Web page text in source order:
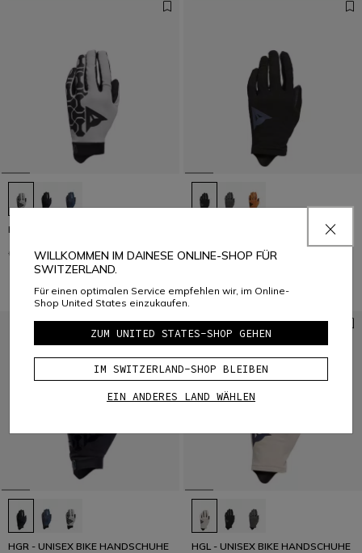
HGR - UNISEX BIKE HANDSCHUHE
CHF 39CHF 19,50 -50%
HGL - UNISEX BIKE HANDSCHUHE
CHF 29CHF 14,50
HGR - UNISEX BIKE HANDSCHUHE HGL - UNISEX BIKE HANDSCHUHE
WILLKOMMEN IM DAINESE ONLINE-SHOP FÜR
SWITZERLAND.
Für einen optimalen Service empfehlen wir, im Online-
Shop United States einzukaufen.
ZUM UNITED STATES-SHOP GEHEN
IM SWITZERLAND-SHOP BLEIBEN
EIN ANDERES LAND WÄHLEN